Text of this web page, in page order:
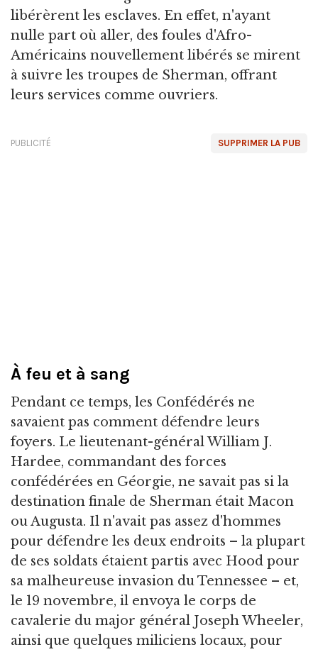
libérèrent les esclaves. En effet, n'ayant
nulle part où aller, des foules d'Afro-
Américains nouvellement libérés se mirent
à suivre les troupes de Sherman, offrant
leurs services comme ouvriers.
SUPPRIMER LA PUB
PUBLICITÉ
À feu et à sang
Pendant ce temps, les Confédérés ne
savaient pas comment défendre leurs
foyers. Le lieutenant-général William J.
Hardee, commandant des forces
confédérées en Géorgie, ne savait pas si la
destination finale de Sherman était Macon
ou Augusta. Il n'avait pas assez d'hommes
pour défendre les deux endroits – la plupart
de ses soldats étaient partis avec Hood pour
sa malheureuse invasion du Tennessee – et,
le 19 novembre, il envoya le corps de
cavalerie du major général Joseph Wheeler,
ainsi que quelques miliciens locaux, pour